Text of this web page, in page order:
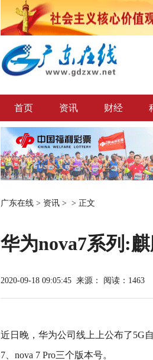
首页 资讯 财经
广东在线 > 资讯 > > 正文
华为nova7系列:
2020-09-18 09:05:45 来源： 阅读：1463
近日晚，华为公司线上上公布了5G
7、nova 7 Pro三个版本号。